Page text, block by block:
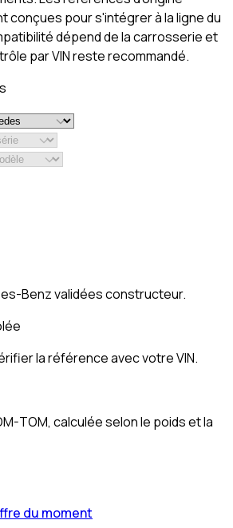
conçues pour s'intégrer à la ligne du
dépend de la carrosserie et
par VIN reste recommandé.
s
Benz validées constructeur.
la référence avec votre VIN.
TOM, calculée selon le poids et la
du moment